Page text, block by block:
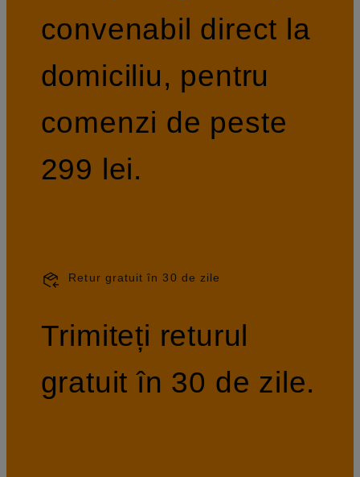
convenabil direct la
domiciliu, pentru
comenzi de peste
299 lei.
Retur gratuit în 30 de zile
Trimiteți returul
gratuit în 30 de zile.